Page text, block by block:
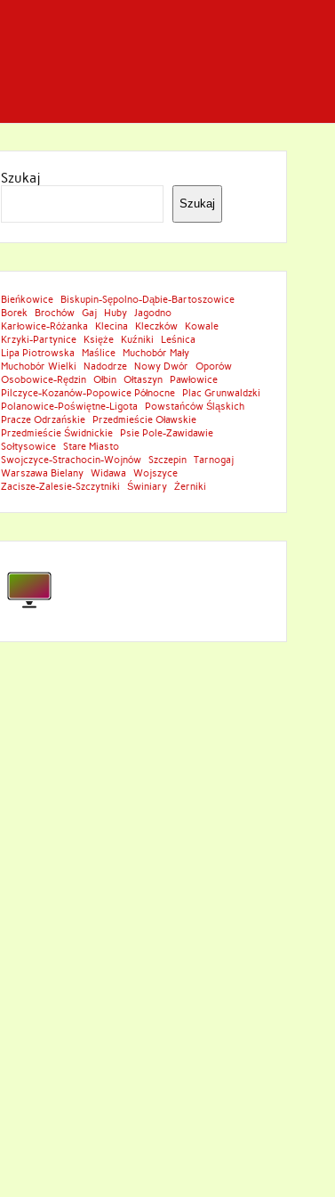
Szukaj
Szukaj
Bieńkowice
Biskupin-Sępolno-Dąbie-Bartoszowice
Borek
Brochów Gaj Huby
Jagodno
Karłowice-Różanka
Klecina Kleczków
Kowale
Krzyki-Partynice
Księże Kuźniki
Leśnica
Lipa Piotrowska
Maślice
Muchobór Mały
Muchobór Wielki
Nadodrze Nowy Dwór
Oporów
Osobowice-Rędzin
Ołbin Ołtaszyn
Pawłowice
Pilczyce-Kozanów-Popowice Północne
Plac Grunwaldzki
Polanowice-Poświętne-Ligota
Powstańców Śląskich
Pracze Odrzańskie
Przedmieście Oławskie
Przedmieście Świdnickie
Psie Pole-Zawidawie
Sołtysowice
Stare Miasto
Swojczyce-Strachocin-Wojnów
Szczepin
Tarnogaj
Warszawa Bielany
Widawa
Wojszyce
Zacisze-Zalesie-Szczytniki
Świniary Żerniki